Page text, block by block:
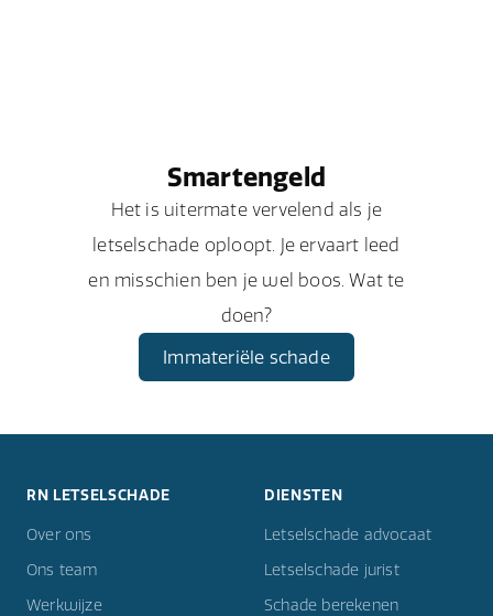
Smartengeld
Het is uitermate vervelend als je
letselschade oploopt. Je ervaart leed
en misschien ben je wel boos. Wat te
doen?
Immateriële schade
RN LETSELSCHADE
Over ons
Ons team
Werkwijze
DIENSTEN
Letselschade advocaat
Letselschade jurist
Schade berekenen